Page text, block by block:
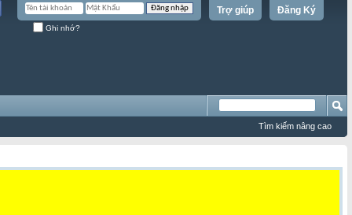
Đăng Ký
Trợ giúp
Ghi nhớ?
Tìm kiếm nâng cao